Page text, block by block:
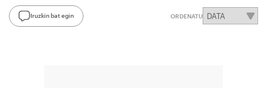
Iruzkin bat egin ORDENATU